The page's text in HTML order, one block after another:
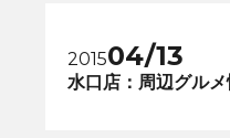
201504/13
水口店：周辺グル